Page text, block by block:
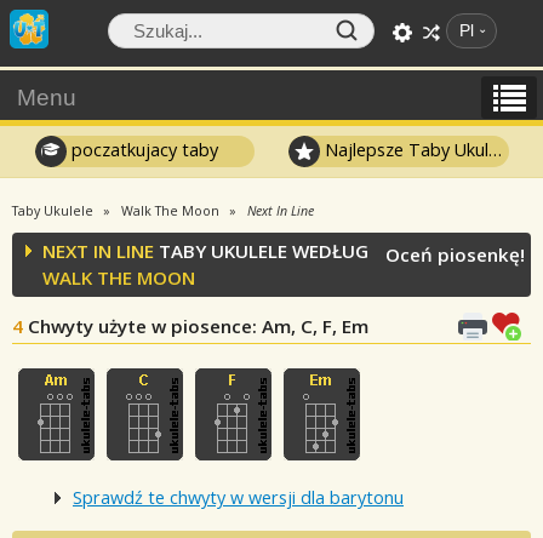
Pl
Menu
poczatkujacy taby Najlepsze Taby Ukulele
Taby Ukulele Walk The Moon Next In Line
NEXT IN LINE TABY UKULELE WEDŁUG
WALK THE MOON
4 Chwyty użyte w piosence: Am, C, F, Em
Oceń piosenkę!
Sprawdź te chwyty w wersji dla barytonu